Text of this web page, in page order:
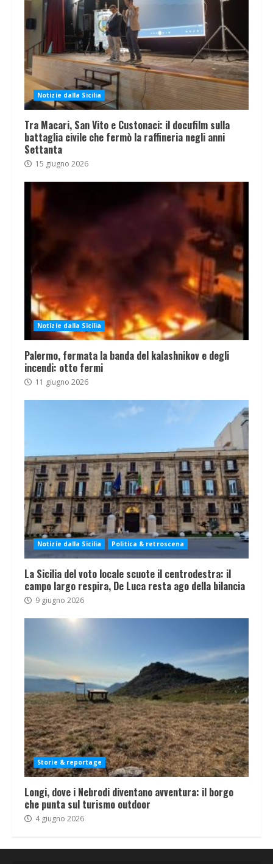
Notizie dalla Sicilia
Tra Macari, San Vito e Custonaci: il docufilm sulla
battaglia civile che fermò la raffineria negli anni
Settanta
15 giugno 2026
Notizie dalla Sicilia
Palermo, fermata la banda del kalashnikov e degli
incendi: otto fermi
11 giugno 2026
Notizie dalla Sicilia Politica & retroscena
La Sicilia del voto locale scuote il centrodestra: il
campo largo respira, De Luca resta ago della bilancia
9 giugno 2026
Storie & reportage
Longi, dove i Nebrodi diventano avventura: il borgo
che punta sul turismo outdoor
4 giugno 2026